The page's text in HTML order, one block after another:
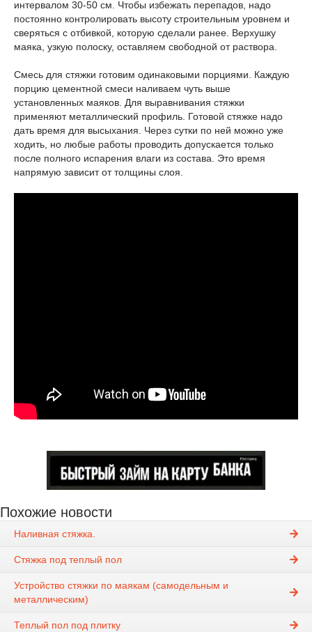
интервалом 30-50 см. Чтобы избежать перепадов, надо
постоянно контролировать высоту строительным уровнем и
сверяться с отбивкой, которую сделали ранее. Верхушку
маяка, узкую полоску, оставляем свободной от раствора.
Смесь для стяжки готовим одинаковыми порциями. Каждую
порцию цементной смеси наливаем чуть выше
установленных маяков. Для выравнивания стяжки
применяют металлический профиль. Готовой стяжке надо
дать время для высыхания. Через сутки по ней можно уже
ходить, но любые работы проводить допускается только
после полного испарения влаги из состава. Это время
напрямую зависит от толщины слоя.
Похожие новости
Наливная стяжка.
Стяжка под теплый пол
Устройство стяжки по маякам (самодельным и
металлическим)
Теплый пол под плитку